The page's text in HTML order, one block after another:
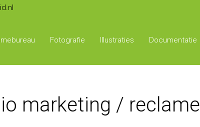
Fotografie Illustraties Documentatie
marketing / reclame